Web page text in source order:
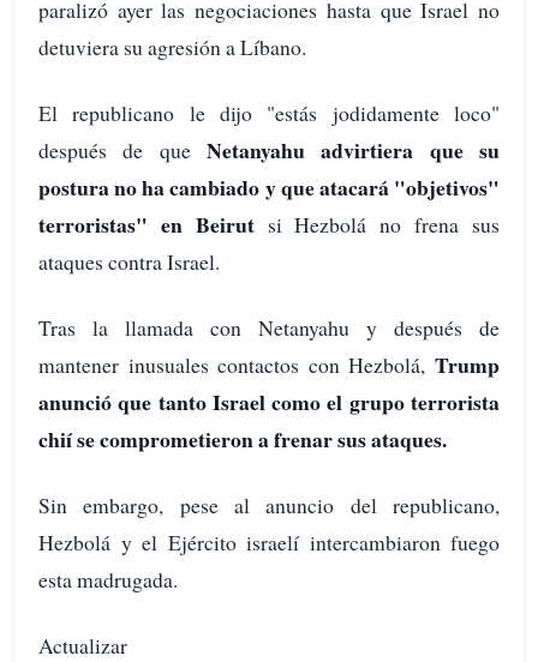
paralizó ayer las negociaciones hasta que Israel no
detuviera su agresión a Líbano.
El republicano le dijo "estás jodidamente loco"
después de queNetanyahu advirtiera que su
postura no ha cambiado y que atacará "objetivos"
terroristas" en Beirut si Hezbolá no frena sus
ataques contra Israel.
Tras la llamada con Netanyahu y después de
mantener inusuales contactos con Hezbolá, Trump
anunció que tanto Israel como el grupo terrorista
chií se comprometieron a frenar sus ataques.
Sin embargo, pese al anuncio del republicano,
Hezbolá y el Ejército israelí intercambiaron fuego
esta madrugada.
Actualizar